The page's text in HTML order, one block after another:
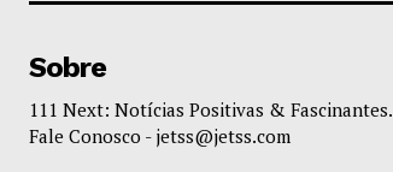
Sobre
111 Next: Notícias Positivas & Fascinantes.
Fale Conosco - jetss@jetss.com